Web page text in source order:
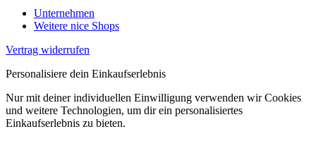
Unternehmen
Weitere nice Shops
Vertrag widerrufen
Personalisiere dein Einkaufserlebnis
Nur mit deiner individuellen Einwilligung verwenden wir Cookies
und weitere Technologien, um dir ein personalisiertes
Einkaufserlebnis zu bieten.